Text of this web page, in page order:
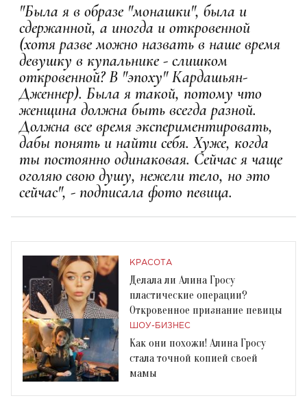
"Была я в образе "монашки", была и
сдержанной, а иногда и откровенной
(хотя разве можно назвать в наше время
девушку в купальнике - слишком
откровенной? В "эпоху" Кардашьян-
Дженнер). Была я такой, потому что
женщина должна быть всегда разной.
Должна все время экспериментировать,
дабы понять и найти себя. Хуже, когда
ты постоянно одинаковая. Сейчас я чаще
оголяю свою душу, нежели тело, но это
сейчас", - подписала фото певица.
КРАСОТА
Делала ли Алина Гросу
пластические операции?
Откровенное признание певицы
ШОУ-БИЗНЕС
Как они похожи! Алина Гросу
стала точной копией своей
мамы